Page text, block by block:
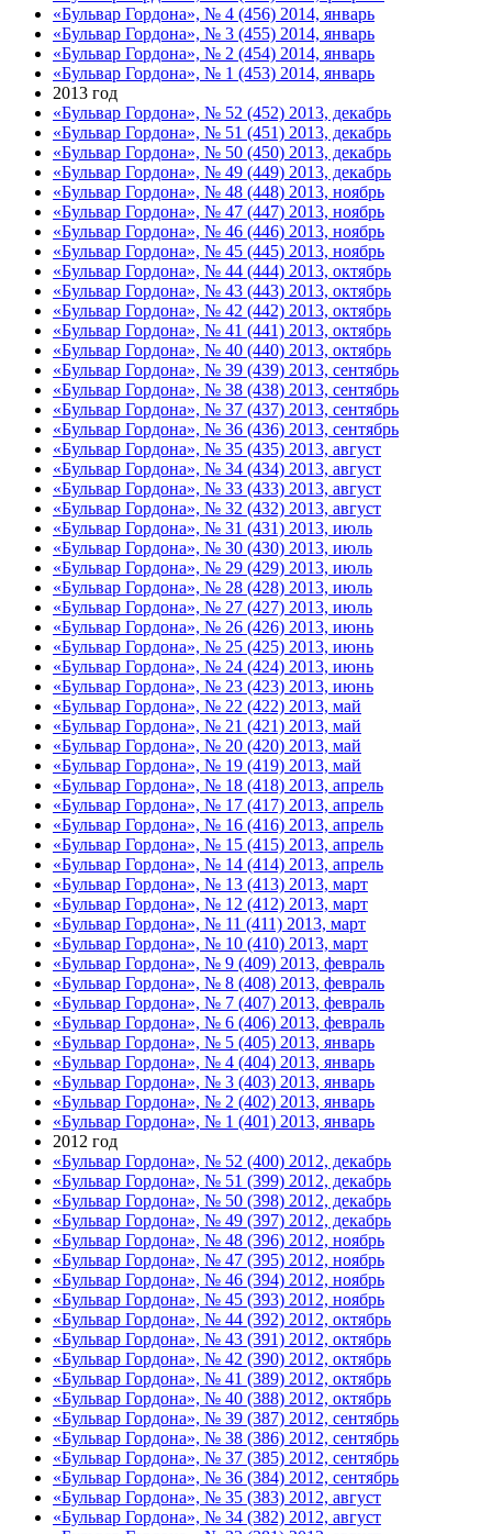
«Бульвар Гордона», № 4 (456) 2014, январь
«Бульвар Гордона», № 3 (455) 2014, январь
«Бульвар Гордона», № 2 (454) 2014, январь
«Бульвар Гордона», № 1 (453) 2014, январь
2013 год
«Бульвар Гордона», № 52 (452) 2013, декабрь
«Бульвар Гордона», № 51 (451) 2013, декабрь
«Бульвар Гордона», № 50 (450) 2013, декабрь
«Бульвар Гордона», № 49 (449) 2013, декабрь
«Бульвар Гордона», № 48 (448) 2013, ноябрь
«Бульвар Гордона», № 47 (447) 2013, ноябрь
«Бульвар Гордона», № 46 (446) 2013, ноябрь
«Бульвар Гордона», № 45 (445) 2013, ноябрь
«Бульвар Гордона», № 44 (444) 2013, октябрь
«Бульвар Гордона», № 43 (443) 2013, октябрь
«Бульвар Гордона», № 42 (442) 2013, октябрь
«Бульвар Гордона», № 41 (441) 2013, октябрь
«Бульвар Гордона», № 40 (440) 2013, октябрь
«Бульвар Гордона», № 39 (439) 2013, сентябрь
«Бульвар Гордона», № 38 (438) 2013, сентябрь
«Бульвар Гордона», № 37 (437) 2013, сентябрь
«Бульвар Гордона», № 36 (436) 2013, сентябрь
«Бульвар Гордона», № 35 (435) 2013, август
«Бульвар Гордона», № 34 (434) 2013, август
«Бульвар Гордона», № 33 (433) 2013, август
«Бульвар Гордона», № 32 (432) 2013, август
«Бульвар Гордона», № 31 (431) 2013, июль
«Бульвар Гордона», № 30 (430) 2013, июль
«Бульвар Гордона», № 29 (429) 2013, июль
«Бульвар Гордона», № 28 (428) 2013, июль
«Бульвар Гордона», № 27 (427) 2013, июль
«Бульвар Гордона», № 26 (426) 2013, июнь
«Бульвар Гордона», № 25 (425) 2013, июнь
«Бульвар Гордона», № 24 (424) 2013, июнь
«Бульвар Гордона», № 23 (423) 2013, июнь
«Бульвар Гордона», № 22 (422) 2013, май
«Бульвар Гордона», № 21 (421) 2013, май
«Бульвар Гордона», № 20 (420) 2013, май
«Бульвар Гордона», № 19 (419) 2013, май
«Бульвар Гордона», № 18 (418) 2013, апрель
«Бульвар Гордона», № 17 (417) 2013, апрель
«Бульвар Гордона», № 16 (416) 2013, апрель
«Бульвар Гордона», № 15 (415) 2013, апрель
«Бульвар Гордона», № 14 (414) 2013, апрель
«Бульвар Гордона», № 13 (413) 2013, март
«Бульвар Гордона», № 12 (412) 2013, март
«Бульвар Гордона», № 11 (411) 2013, март
«Бульвар Гордона», № 10 (410) 2013, март
«Бульвар Гордона», № 9 (409) 2013, февраль
«Бульвар Гордона», № 8 (408) 2013, февраль
«Бульвар Гордона», № 7 (407) 2013, февраль
«Бульвар Гордона», № 6 (406) 2013, февраль
«Бульвар Гордона», № 5 (405) 2013, январь
«Бульвар Гордона», № 4 (404) 2013, январь
«Бульвар Гордона», № 3 (403) 2013, январь
«Бульвар Гордона», № 2 (402) 2013, январь
«Бульвар Гордона», № 1 (401) 2013, январь
2012 год
«Бульвар Гордона», № 52 (400) 2012, декабрь
«Бульвар Гордона», № 51 (399) 2012, декабрь
«Бульвар Гордона», № 50 (398) 2012, декабрь
«Бульвар Гордона», № 49 (397) 2012, декабрь
«Бульвар Гордона», № 48 (396) 2012, ноябрь
«Бульвар Гордона», № 47 (395) 2012, ноябрь
«Бульвар Гордона», № 46 (394) 2012, ноябрь
«Бульвар Гордона», № 45 (393) 2012, ноябрь
«Бульвар Гордона», № 44 (392) 2012, октябрь
«Бульвар Гордона», № 43 (391) 2012, октябрь
«Бульвар Гордона», № 42 (390) 2012, октябрь
«Бульвар Гордона», № 41 (389) 2012, октябрь
«Бульвар Гордона», № 40 (388) 2012, октябрь
«Бульвар Гордона», № 39 (387) 2012, сентябрь
«Бульвар Гордона», № 38 (386) 2012, сентябрь
«Бульвар Гордона», № 37 (385) 2012, сентябрь
«Бульвар Гордона», № 36 (384) 2012, сентябрь
«Бульвар Гордона», № 35 (383) 2012, август
«Бульвар Гордона», № 34 (382) 2012, август